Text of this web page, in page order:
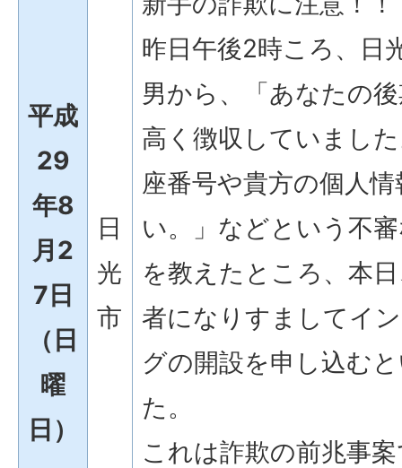
平成
29
年8
月2
7日
（日
曜
日）
日
光
市
昨日午後2時ころ、日
男から、「あなたの
高く徴収していまし
座番号や貴方の個人
い。」などという不
を教えたところ、本
者になりすましてイ
グの開設を申し込む
た。
これは詐欺の前兆事